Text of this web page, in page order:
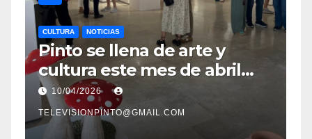
CULTURA NOTICIAS
Pinto se llena de arte y
cultura este mes de abril
con una variada
programación de
exposiciones y espectáculos
10/04/2026
TELEVISIONPINTO@GMAIL.COM